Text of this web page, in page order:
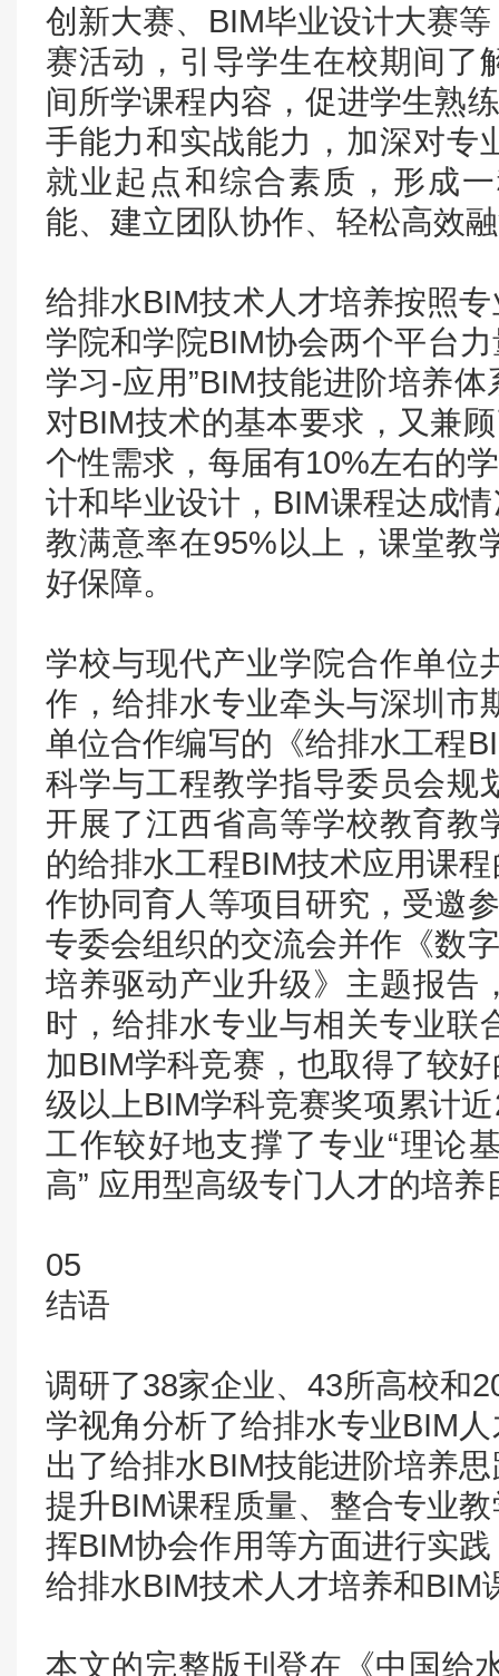
创新大赛、BIM毕业设计大赛
赛活动，引导学生在校期间了
间所学课程内容，促进学生熟
手能力和实战能力，加深对专
就业起点和综合素质，形成
能、建立团队协作、轻松高效
给排水BIM技术人才培养按照
学院和学院BIM协会两个平台
学习-应用”BIM技能进阶培养
对BIM技术的基本要求，又兼
个性需求，每届有10%左右的
计和毕业设计，BIM课程达成
教满意率在95%以上，课堂教
好保障。
学校与现代产业学院合作单位
作，给排水专业牵头与深圳市
单位合作编写的《给排水工程
科学与工程教学指导委员会规
开展了江西省高等学校教育教
的给排水工程BIM技术应用课
作协同育人等项目研究，受邀
专委会组织的交流会并作《数
培养驱动产业升级》主题报告
时，给排水专业与相关专业联
加BIM学科竞赛，也取得了较
级以上BIM学科竞赛奖项累计
工作较好地支撑了专业“理论
高” 应用型高级专门人才的培养
05
结语
调研了38家企业、43所高校和
学视角分析了给排水专业BIM
出了给排水BIM技能进阶培养
提升BIM课程质量、整合专业
挥BIM协会作用等方面进行实
给排水BIM技术人才培养和
本文的完整版刊登在《中国给